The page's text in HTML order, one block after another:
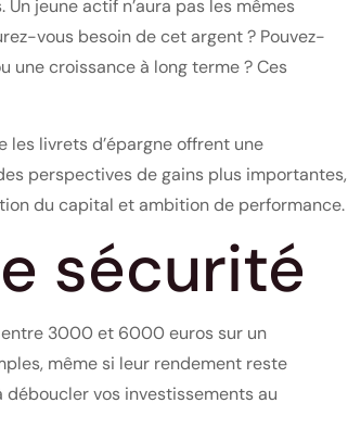
jeune actif n’aura pas les mêmes
vous besoin de cet argent ? Pouvez-
une croissance à long terme ? Ces
livrets d’épargne offrent une
perspectives de gains plus importantes,
du capital et ambition de performance.
sécurité
entre 3000 et 6000 euros sur un
même si leur rendement reste
vos investissements au